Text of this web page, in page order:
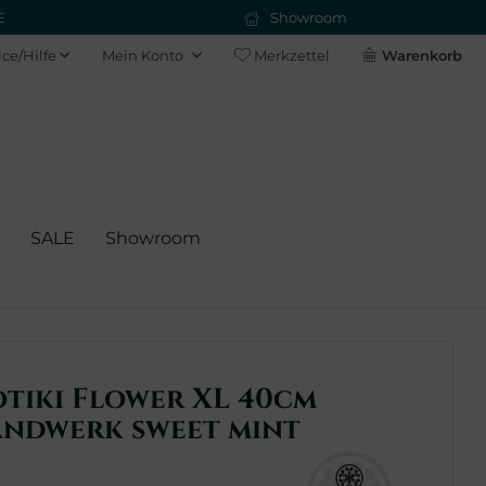
Showroom
Warenkorb
Merkzettel
Mein Konto
Hilfe
SALE Showroom
Flower XL 40cm
sweet mint